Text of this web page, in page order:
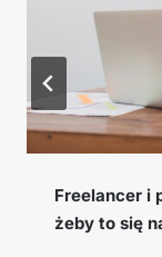
Cookie
pojęć